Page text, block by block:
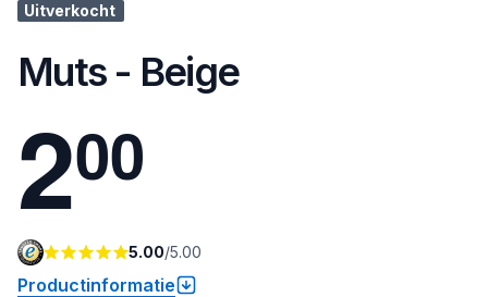
Uitverkocht
Muts - Beige
200
5.00/5.00
Productinformatie